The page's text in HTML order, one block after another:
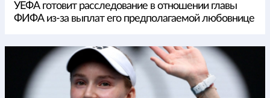
УЕФА готовит расследование в отношении главы
ФИФА из-за выплат его предполагаемой любовнице